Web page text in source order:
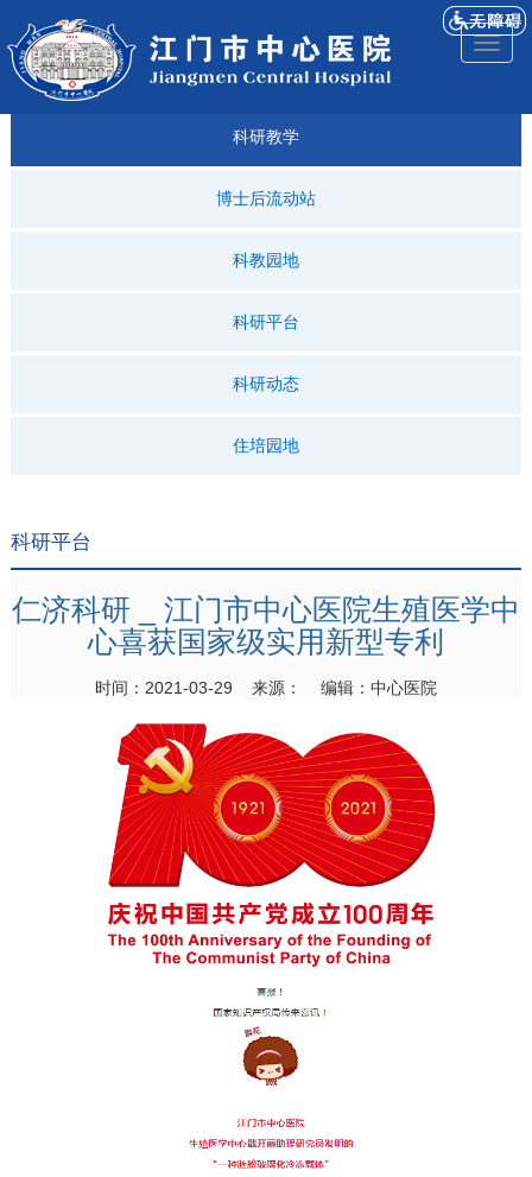
医院
简介
来院
导航
就诊
指引
专科
建设
仁济
科普
人才
招聘
仁济
医院
视频
科研教学
博士后流动站
科教园地
科研平台
科研动态
住培园地
科研平台
仁济科研 _ 江门市中心医院生殖医学中
心喜获国家级实用新型专利
时间：2021-03-29 来源： 编辑：中心医院